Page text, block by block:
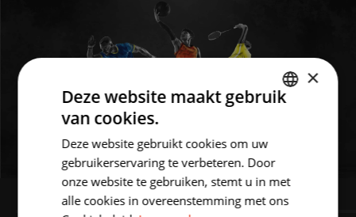
×
Deze website maakt gebruik
van cookies.
Deze website gebruikt cookies om uw
gebruikerservaring te verbeteren. Door
onze website te gebruiken, stemt u in met
alle cookies in overeenstemming met ons